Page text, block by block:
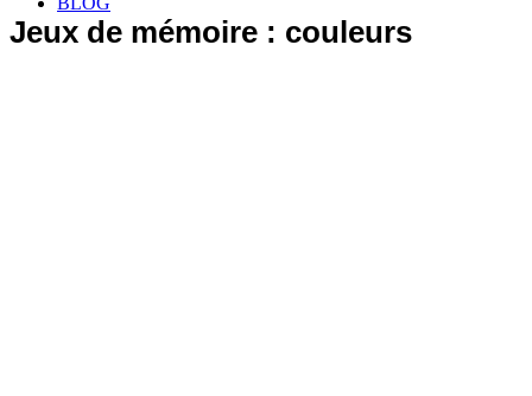
Jeux de mémoire : couleurs